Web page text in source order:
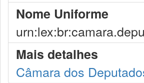
Nome Uniforme
Mais detalhes
Câmara dos